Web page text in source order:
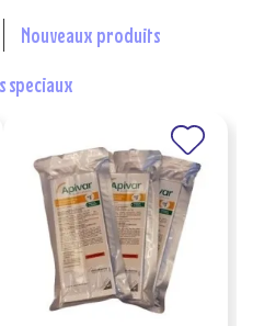
nouveaux produits
speciaux